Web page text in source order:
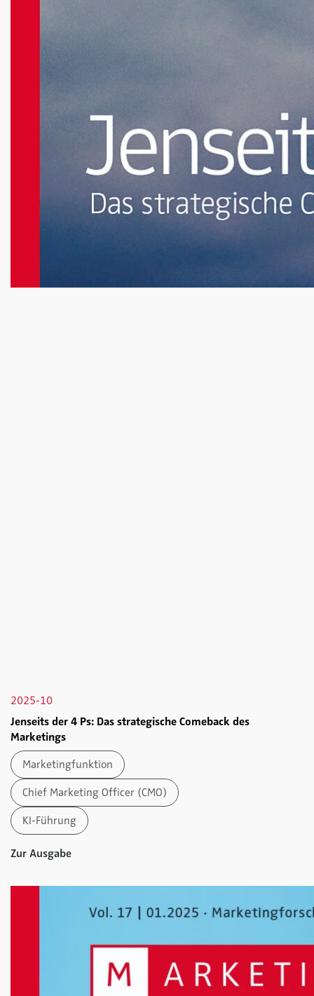
2025-10
Jenseits der 4 Ps: Das strategische Comeback des
Marketings
Marketingfunktion
Chief Marketing Officer (CMO)
KI-Führung
Zur Ausgabe